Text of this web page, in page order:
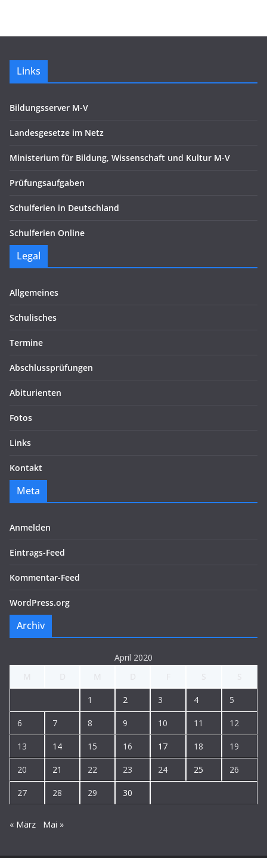
Links
Bildungsserver M-V
Landesgesetze im Netz
Ministerium für Bildung, Wissenschaft und Kultur M-V
Prüfungsaufgaben
Schulferien in Deutschland
Schulferien Online
Legal
Allgemeines
Schulisches
Termine
Abschlussprüfungen
Abiturienten
Fotos
Links
Kontakt
Meta
Anmelden
Eintrags-Feed
Kommentar-Feed
WordPress.org
Archiv
April 2020
1 2 3 4 5
6 7 8 9 10 11 12
13 14 15 16 17 18 19
20 21 22 23 24 25 26
27 28 29 30
« März Mai »